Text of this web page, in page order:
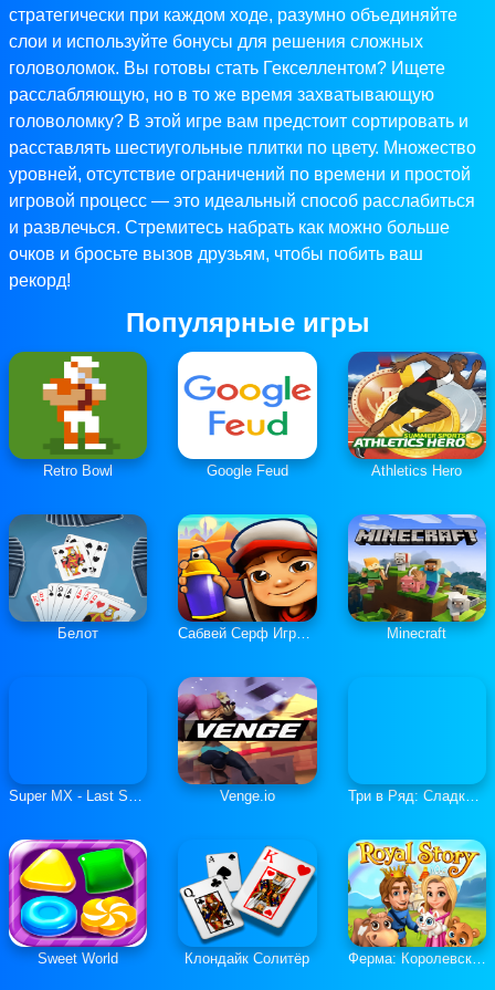
стратегически при каждом ходе, разумно объединяйте
слои и используйте бонусы для решения сложных
головоломок. Вы готовы стать Гекселлентом? Ищете
расслабляющую, но в то же время захватывающую
головоломку? В этой игре вам предстоит сортировать и
расставлять шестиугольные плитки по цвету. Множество
уровней, отсутствие ограничений по времени и простой
игровой процесс — это идеальный способ расслабиться
и развлечься. Стремитесь набрать как можно больше
очков и бросьте вызов друзьям, чтобы побить ваш
рекорд!
Популярные игры
Retro Bowl Google Feud Athletics Hero
Белот Сабвей Серф Играть Онлайн Minecraft
Super MX - Last Season Venge.io Три в Ряд: Сладкие Загадки
Sweet World Клондайк Солитёр Ферма: Королевская История